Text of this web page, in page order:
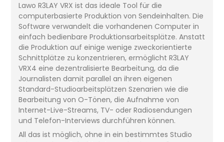
Lawo R3LAY VRX ist das ideale Tool für die
computerbasierte Produktion von Sendeinhalten. Die
Software verwandelt die vorhandenen Computer in
einfach bedienbare Produktionsarbeitsplätze. Anstatt
die Produktion auf einige wenige zweckorientierte
Schnittplätze zu konzentrieren, ermöglicht R3LAY
VRX4 eine dezentralisierte Bearbeitung, da die
Journalisten damit parallel an ihren eigenen
Standard-Studioarbeitsplätzen Szenarien wie die
Bearbeitung von O-Tönen, die Aufnahme von
Internet-Live-Streams, TV- oder Radiosendungen
und Telefon-Interviews durchführen können.
All das ist möglich, ohne in ein bestimmtes Studio